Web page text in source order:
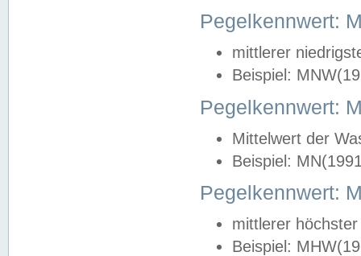
Pegelkennwert:
mittlerer
Beispiel:
Pegelkennwert:
Mittelwert der
Beispiel:
Pegelkennwert:
mittlerer
Beispiel: